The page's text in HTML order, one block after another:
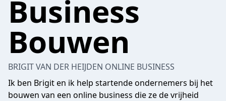
Business
Bouwen
BRIGIT VAN DER HEIJDEN ONLINE BUSINESS
Ik ben Brigit en ik help startende ondernemers bij het
bouwen van een online business die ze de vrijheid